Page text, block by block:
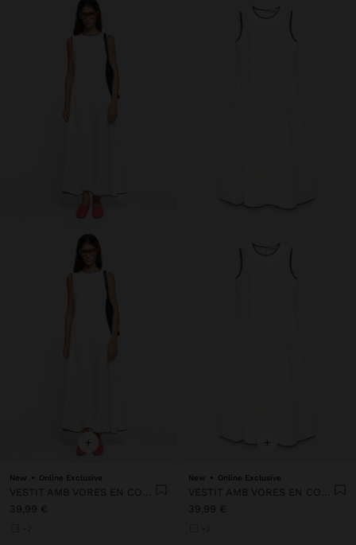
+
New Online Exclusive
39,99 €
+
New Online Exclusive
39,99 €